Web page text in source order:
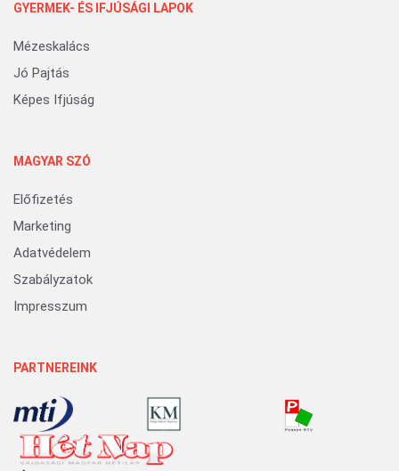
GYERMEK- ÉS IFJÚSÁGI LAPOK
Mézeskalács
Jó Pajtás
Képes Ifjúság
MAGYAR SZÓ
Előfizetés
Marketing
Adatvédelem
Szabályzatok
Impresszum
PARTNEREINK